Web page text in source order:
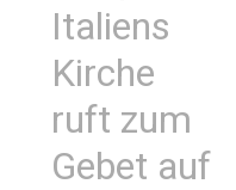
Italiens
Kirche
ruft zum
Gebet auf